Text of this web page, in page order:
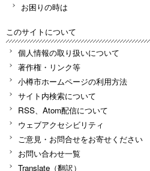
お困りの時は
このサイトについて
個人情報の取り扱いについて
著作権・リンク等
小樽市ホームページの利用方法
サイト内検索について
RSS、Atom配信について
ウェブアクセシビリティ
ご意見・お問合せをお寄せください
お問い合わせ一覧
Translate（翻訳）